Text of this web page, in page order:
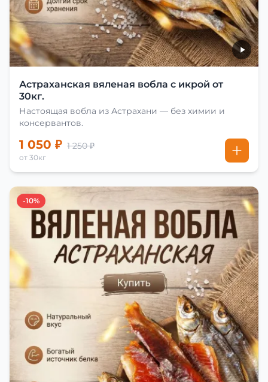
Астраханская вяленая вобла с икрой от
30кг.
Настоящая вобла из Астрахани — без химии и
консервантов.
1 050 ₽ 1 250 ₽
от 30кг
-10%